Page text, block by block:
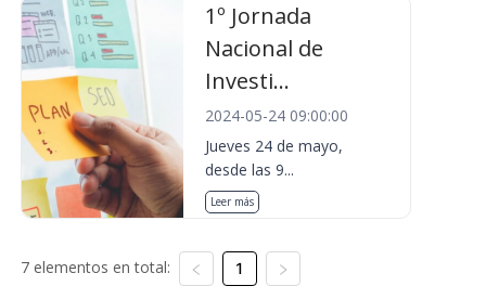
1º Jornada
Nacional de
Investi...
2024-05-24 09:00:00
Jueves 24 de mayo,
desde las 9...
Leer más
7 elementos en total: 1